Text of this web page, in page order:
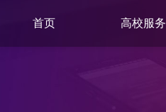
首页 高校服务